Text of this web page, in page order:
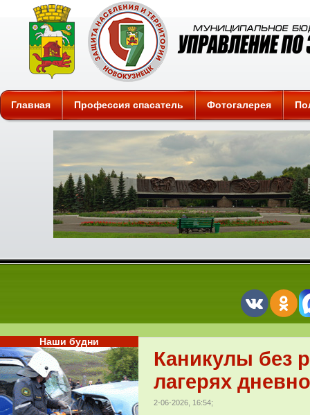
Защита
Главная Профессия спасатель Фотогалерея
Каникулы без
лагерях
2-06-2026, 16:54;
Наши будни